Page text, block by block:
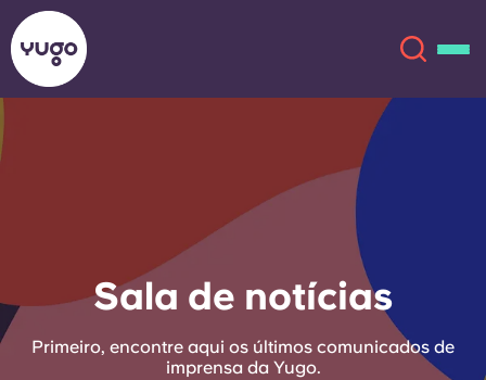
Mais
English (US)
Chinese Español
Català Deutsch
Sala de notícias
Primeiro, encontre aqui os últimos comunicados de
imprensa da Yugo.